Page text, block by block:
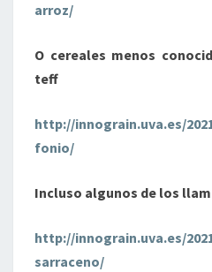
arroz/
O cereales menos
teff
http://innograin.uva.es/
fonio/
Incluso algunos de los
http://innograin.uva.es/
sarraceno/